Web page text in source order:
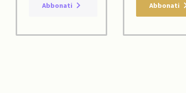
Abbonati Abbonati